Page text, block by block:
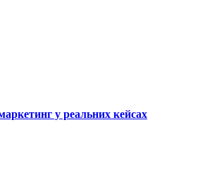
у реальних кейсах